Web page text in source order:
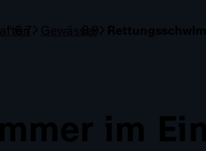
Gewässer
im